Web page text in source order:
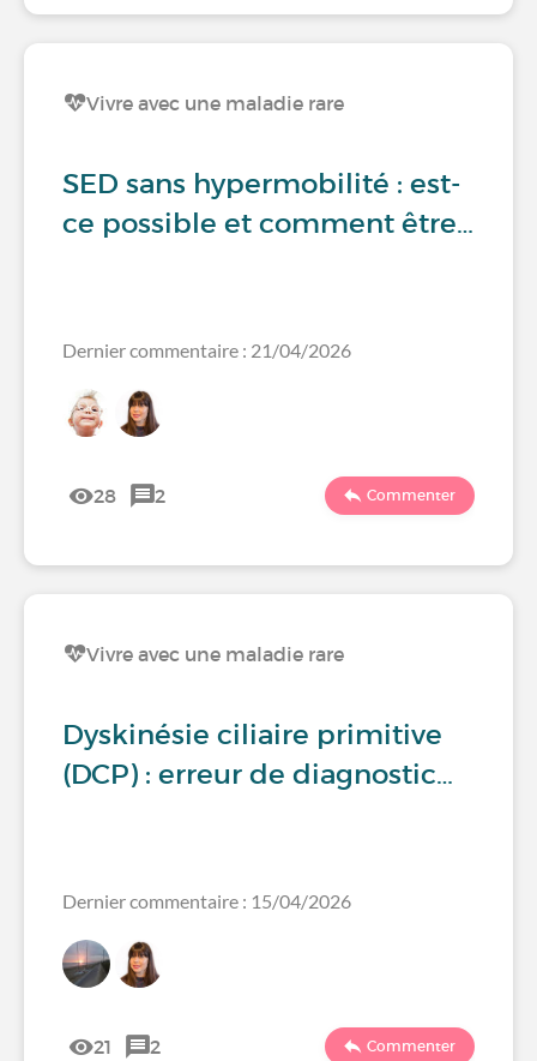
Vivre avec une maladie rare
SED sans hypermobilité : est-
ce possible et comment être…
Dernier commentaire : 21/04/2026
28 2 Commenter
Vivre avec une maladie rare
Dyskinésie ciliaire primitive
(DCP) : erreur de diagnostic…
Dernier commentaire : 15/04/2026
21 2 Commenter